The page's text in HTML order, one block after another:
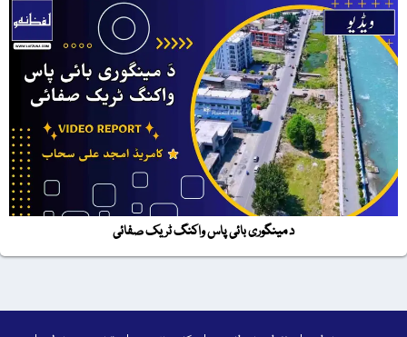
د مینگوری بائی پاس واکنگ ٹریک صفائی